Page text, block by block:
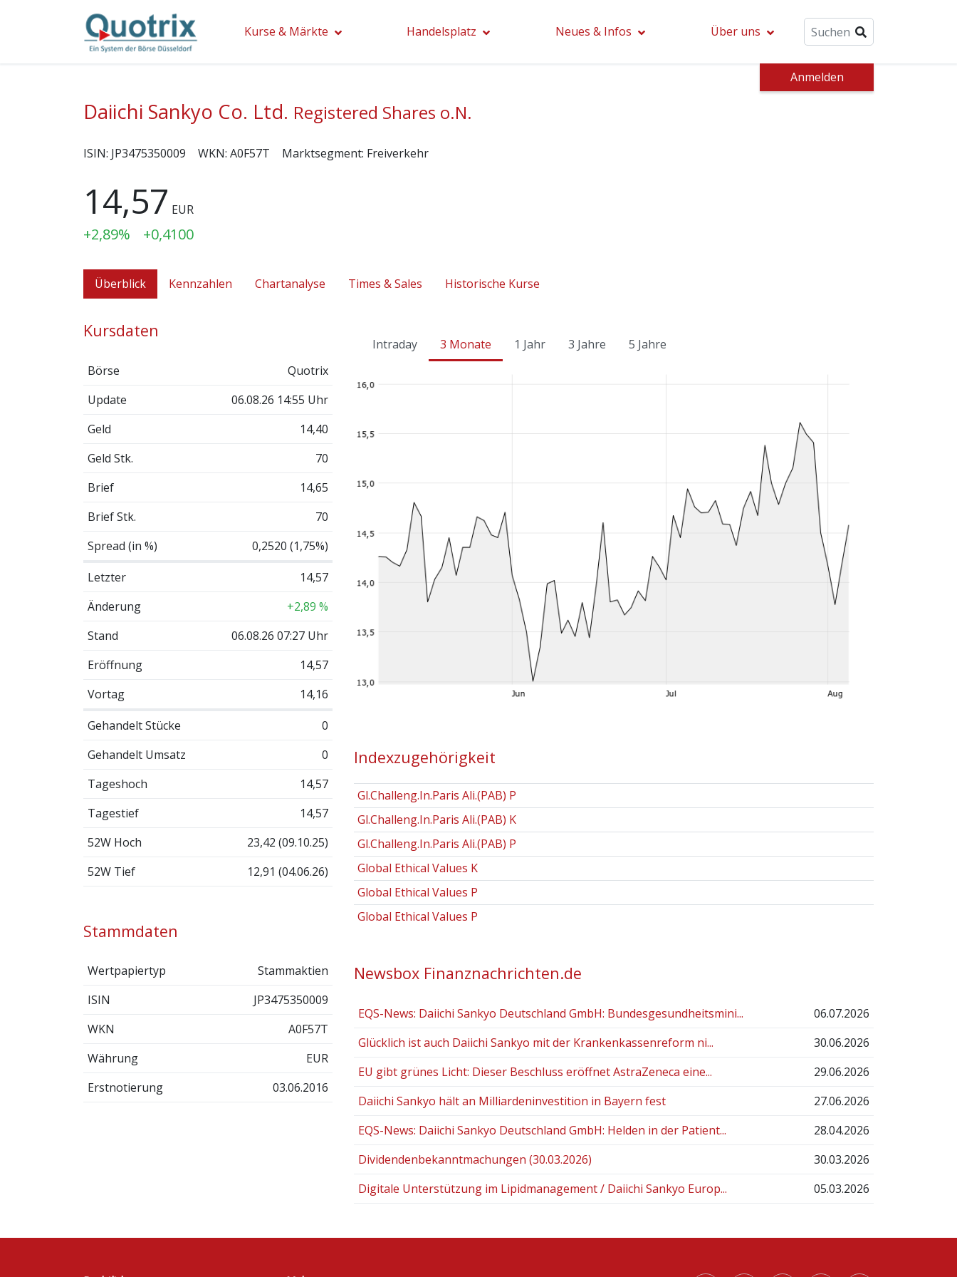
Kurse & Märkte Handelsplatz Neues & Infos Über uns
Anmelden
Daiichi Sankyo Co. Ltd. Registered Shares o.N.
ISIN: JP3475350009 WKN: A0F57T Marktsegment: Freiverkehr
14,57 EUR
+2,89% +0,4100
Überblick Kennzahlen Chartanalyse Times & Sales Historische Kurse
Kursdaten
Börse
Quotrix
Update
06.08.26 14:55 Uhr
Geld
14,40
Geld Stk.
70
Brief
14,65
Brief Stk.
70
Spread (in %)
0,2520 (1,75%)
Letzter
14,57
Änderung
+2,89 %
Stand
06.08.26 07:27 Uhr
Eröffnung
14,57
Vortag
14,16
Gehandelt Stücke
0
Gehandelt Umsatz
0
Tageshoch
14,57
Tagestief
14,57
52W Hoch
23,42 (09.10.25)
52W Tief
12,91 (04.06.26)
Stammdaten
Wertpapiertyp
Stammaktien
ISIN
JP3475350009
WKN
A0F57T
Währung
EUR
Erstnotierung
03.06.2016
Intraday 3 Monate 1 Jahr 3 Jahre 5 Jahre
Indexzugehörigkeit
Gl.Challeng.In.Paris Ali.(PAB) P
Gl.Challeng.In.Paris Ali.(PAB) K
Gl.Challeng.In.Paris Ali.(PAB) P
Global Ethical Values K
Global Ethical Values P
Global Ethical Values P
Newsbox Finanznachrichten.de
EQS-News: Daiichi Sankyo Deutschland GmbH: Bundesgesundheitsmini...
06.07.2026
Glücklich ist auch Daiichi Sankyo mit der Krankenkassenreform ni...
30.06.2026
EU gibt grünes Licht: Dieser Beschluss eröffnet AstraZeneca eine...
29.06.2026
Daiichi Sankyo hält an Milliardeninvestition in Bayern fest
27.06.2026
EQS-News: Daiichi Sankyo Deutschland GmbH: Helden in der Patient...
28.04.2026
Dividendenbekanntmachungen (30.03.2026)
30.03.2026
Digitale Unterstützung im Lipidmanagement / Daiichi Sankyo Europ...
05.03.2026